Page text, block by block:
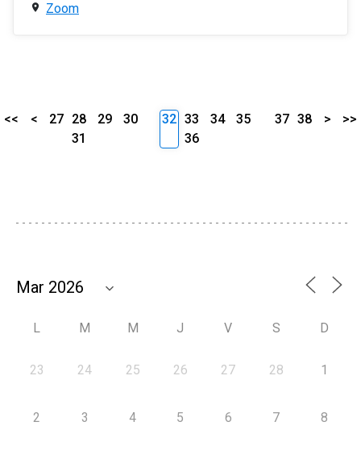
Zoom
<< < 27 28 29
30
31
32 33 34
35
36
37 38 > >>
L M M J V S D
23 24 25 26 27 28 1
2 3 4 5 6 7 8